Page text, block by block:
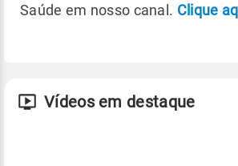
Saúde em nosso canal. Clique
Vídeos em destaque